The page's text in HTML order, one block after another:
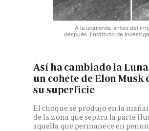
A la izquierda, antes del
después. (Instituto de
Así ha cambiado la
un cohete de Elon Musk
su superficie
El choque se produjo en la
de la zona que separa la parte
aquella que permanece en